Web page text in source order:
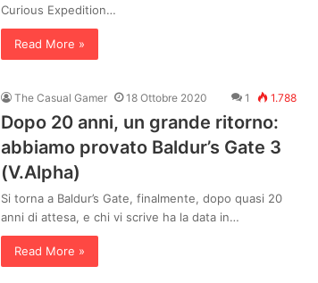
Curious Expedition…
Read More »
The Casual Gamer 18 Ottobre 2020 1 1.788
Dopo 20 anni, un grande ritorno:
abbiamo provato Baldur’s Gate 3
(V.Alpha)
Si torna a Baldur’s Gate, finalmente, dopo quasi 20
anni di attesa, e chi vi scrive ha la data in…
Read More »